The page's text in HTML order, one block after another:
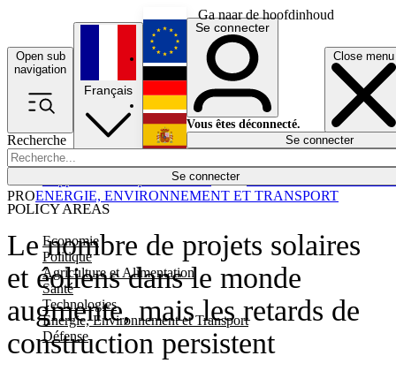
Ga naar de hoofdinhoud
Open sub
navigation
Close menu
Recherche
Se connecter
POLICY AREAS
Economie
Politique
Agriculture et Alimentation
Santé
Technologies
Energie, Environnement et Transport
Défense
Économie
Français
English
Deutsch
Español
Se connecter
Vous êtes déconnecté.
Se connecter
Le nombre de projets solaires
et éoliens dans le monde
augmente, mais les retards de
construction persistent
PROENERGIE, ENVIRONNEMENT ET TRANSPORT